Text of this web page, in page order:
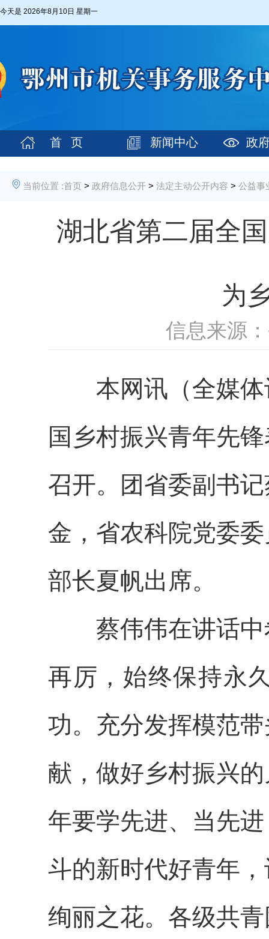
今天是 2026年8月10日 星期一
首 页 新闻中心 政
当前位置 :首页 > 政府信息公开 > 法定主动公开内容 > 公益事
湖北省第二届全
为
信息来源
本网讯（全媒
国乡村振兴青年先
召开。团省委副书
金，省农科院党委
部长夏帆出席。
蔡伟伟在讲话中
再厉，始终保持永
功。充分发挥模范
献，做好乡村振兴
年要学先进、当先
斗的新时代好青年
绚丽之花。各级共